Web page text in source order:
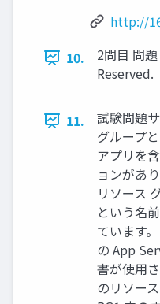
http://
10.
2問目 問
Reserved.
11.
試験問題
グループ
アプリを
ョンがあ
リソース
という名
ています
の App
書が使用
のリソー